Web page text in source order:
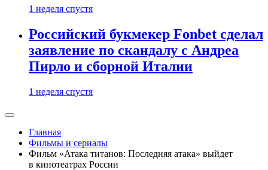
1 неделя спустя
Российский букмекер Fonbet сделал
заявление по скандалу с Андреа
Пирло и сборной Италии
1 неделя спустя
Главная
Фильмы и сериалы
Фильм «Атака титанов: Последняя атака» выйдет
в кинотеатрах России